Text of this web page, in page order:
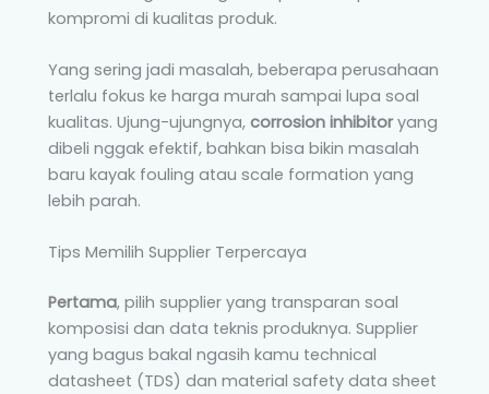
kompromi di kualitas produk.
Yang sering jadi masalah, beberapa perusahaan
terlalu fokus ke harga murah sampai lupa soal
kualitas. Ujung-ujungnya, corrosion inhibitoryang
dibeli nggak efektif, bahkan bisa bikin masalah
baru kayak fouling atau scale formation yang
lebih parah.
Tips Memilih Supplier Terpercaya
Pertama, pilih supplier yang transparan soal
komposisi dan data teknis produknya. Supplier
yang bagus bakal ngasih kamu technical
datasheet (TDS) dan material safety data sheet